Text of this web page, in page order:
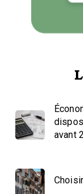
avant